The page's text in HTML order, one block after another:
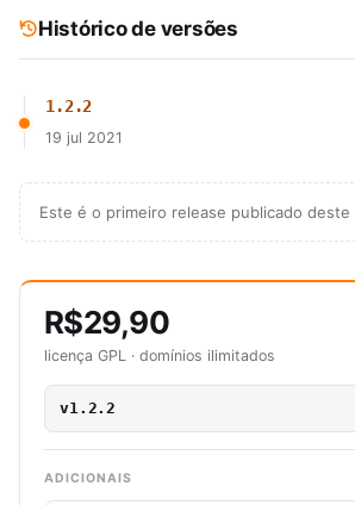
Histórico de versões
1.2.2
19 jul 2021
Este é o primeiro release publicado
R$29,90
licença GPL · domínios ilimitados
v1.2.2
ADICIONAIS